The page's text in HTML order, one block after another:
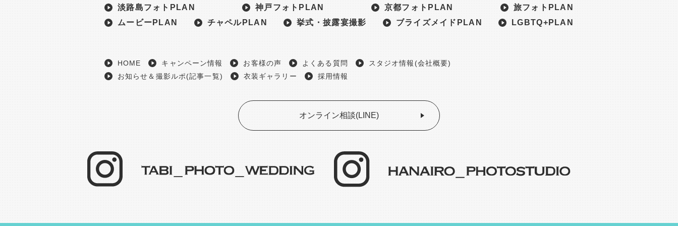
淡路島フォトPLAN 神戸フォトPLAN 京都フォトPLAN
旅フォトPLAN
ムービーPLAN
チャペルPLAN 挙式・披露宴撮影 ブライズメイドPLAN LGBTQ+PLAN
HOME キャンペーン情報 お客様の声 よくある質問
スタジオ情報(会社概要)
お知らせ＆撮影ルポ(記事一覧)
衣装ギャラリー 採用情報
オンライン相談(LINE)